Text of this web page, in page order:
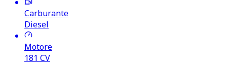
Carburante
Diesel
Motore
181 CV